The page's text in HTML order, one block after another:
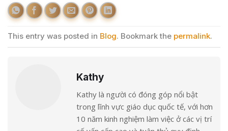
This entry was posted in Blog. Bookmark the permalink.
Kathy
Kathy là người có đóng góp nổi bật
trong lĩnh vực giáo dục quốc tế, với hơn
10 năm kinh nghiệm làm việc ở các vị trí